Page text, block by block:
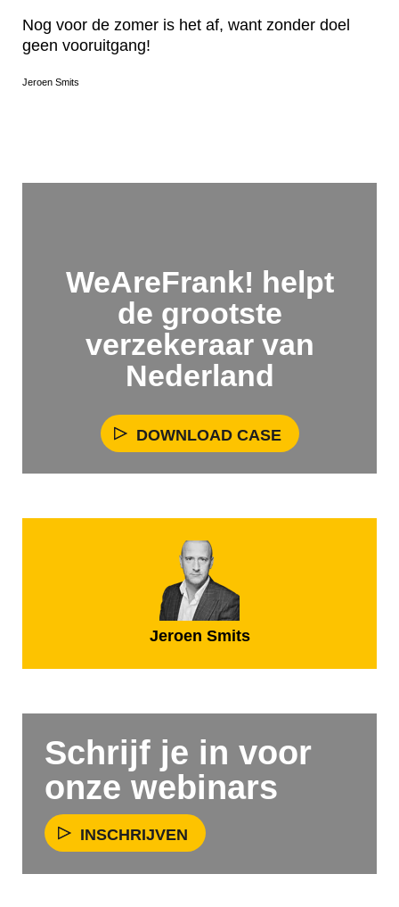
Nog voor de zomer is het af, want zonder doel
geen vooruitgang!
Jeroen Smits
WeAreFrank! helpt
de grootste
verzekeraar van
Nederland
DOWNLOAD CASE
Jeroen Smits
Schrijf je in voor
onze webinars
INSCHRIJVEN